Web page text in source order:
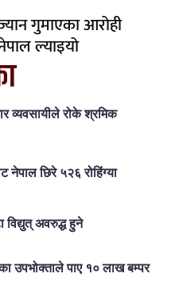
गुमाएका आरोही
ल्याइयो
व्यवसायीले रोके श्रमिक
नेपाल छिरे ५२६ रोहिंग्या
विद्युत् अवरुद्ध हुने
उपभोक्ताले पाए १० लाख बम्पर